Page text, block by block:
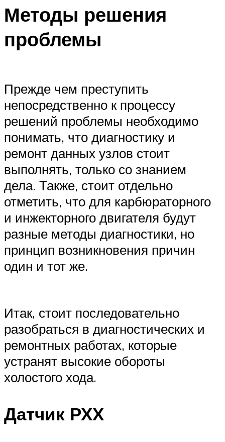
Методы решения
проблемы
Прежде чем преступить
непосредственно к процессу
решений проблемы необходимо
понимать, что диагностику и
ремонт данных узлов стоит
выполнять, только со знанием
дела. Также, стоит отдельно
отметить, что для карбюраторного
и инжекторного двигателя будут
разные методы диагностики, но
принцип возникновения причин
один и тот же.
Итак, стоит последовательно
разобраться в диагностических и
ремонтных работах, которые
устранят высокие обороты
холостого хода.
Датчик РХХ